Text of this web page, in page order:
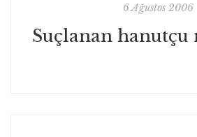
6 Ağustos 2006